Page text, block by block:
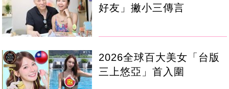
好友」撇小三傳言
2026全球百大美女「台版
三上悠亞」首入圍